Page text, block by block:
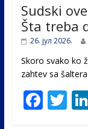
Sudski
Šta treba
26. јул 2026.
Skoro svako ko
zahtev sa
F T